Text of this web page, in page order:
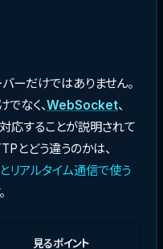
ーだけではありません。
なく、WebSocket、
応することが説明されて
とどう違うのかは、
アルタイム通信で使う
見るポイント